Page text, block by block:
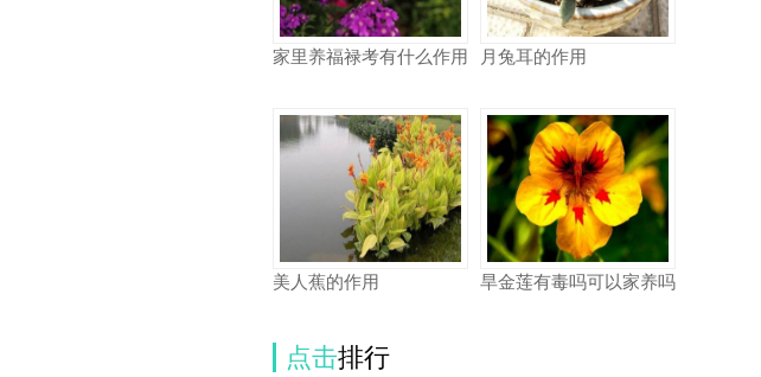
家里养福禄考有什么作用 月兔耳的作用
美人蕉的作用 旱金莲有毒吗可以家养吗
点击排行